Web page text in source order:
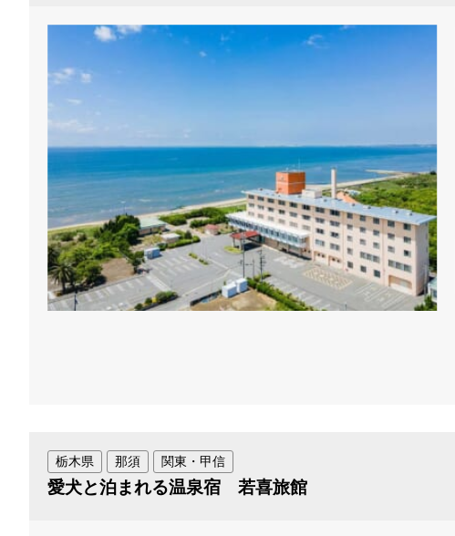
那須 関東・甲信
栃木県
愛犬と泊まれる温泉宿 若喜旅館